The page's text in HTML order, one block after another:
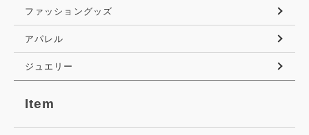
ファッショングッズ
アパレル
ジュエリー
Item